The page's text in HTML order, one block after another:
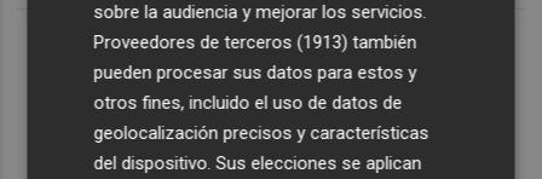
sobre la audiencia y mejorar los servicios.
Proveedores de terceros (1913) también
pueden procesar sus datos para estos y
otros fines, incluido el uso de datos de
geolocalización precisos y características
del dispositivo. Sus elecciones se aplican